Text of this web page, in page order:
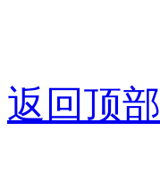
返回顶部